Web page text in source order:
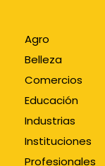
Agro
Belleza
Comercios
Educación
Industrias
Instituciones
Profesionales